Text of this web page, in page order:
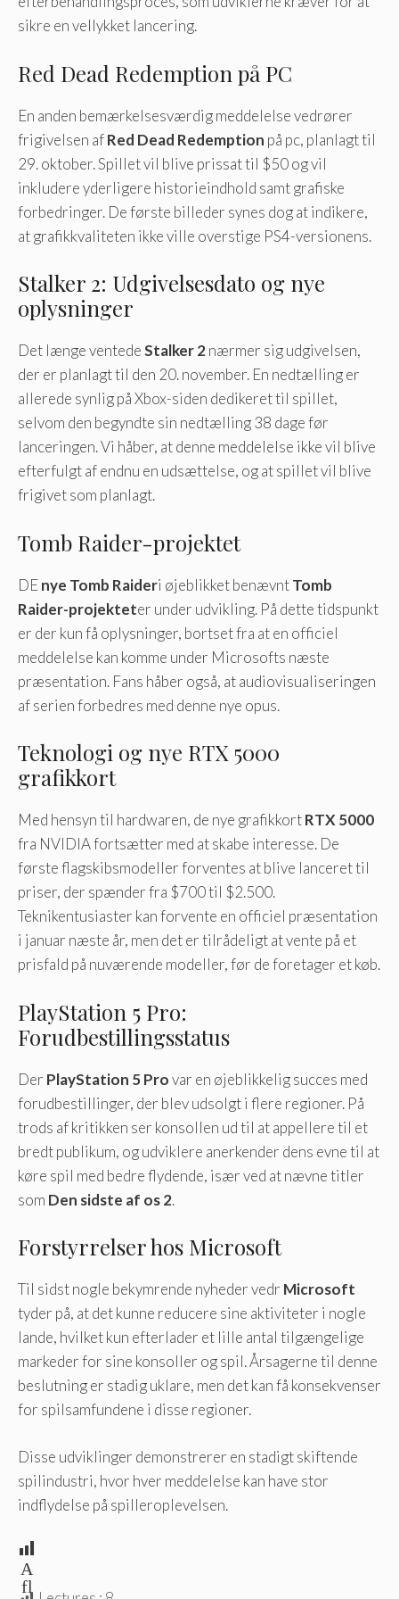
sikre en vellykket lancering.
Red Dead Redemption på PC
En anden bemærkelsesværdig meddelelse vedrører
frigivelsen afRed Dead Redemption på pc, planlagt til
29. oktober. Spillet vil blive prissat til $50 og vil
inkludere yderligere historieindhold samt grafiske
forbedringer. De første billeder synes dog at indikere,
at grafikkvaliteten ikke ville overstige PS4-versionens.
Stalker 2: Udgivelsesdato og nye
oplysninger
Det længe ventedeStalker 2nærmer sig udgivelsen,
der er planlagt til den 20. november. En nedtælling er
allerede synlig på Xbox-siden dedikeret til spillet,
selvom den begyndte sin nedtælling 38 dage før
lanceringen. Vi håber, at denne meddelelse ikke vil blive
efterfulgt af endnu en udsættelse, og at spillet vil blive
frigivet som planlagt.
Tomb Raider-projektet
DEnye Tomb Raideri øjeblikket benævntTomb
Raider-projekteter under udvikling. På dette tidspunkt
er der kun få oplysninger, bortset fra at en officiel
meddelelse kan komme under Microsofts næste
præsentation. Fans håber også, at audiovisualiseringen
af ​​serien forbedres med denne nye opus.
Teknologi og nye RTX 5000
grafikkort
Med hensyn til hardwaren, de nye grafikkortRTX 5000
fra NVIDIA fortsætter med at skabe interesse. De
første flagskibsmodeller forventes at blive lanceret til
priser, der spænder fra $700 til $2.500.
Teknikentusiaster kan forvente en officiel præsentation
i januar næste år, men det er tilrådeligt at vente på et
prisfald på nuværende modeller, før de foretager et køb.
PlayStation 5 Pro:
Forudbestillingsstatus
Der PlayStation 5 Provar en øjeblikkelig succes med
forudbestillinger, der blev udsolgt i flere regioner. På
trods af kritikken ser konsollen ud til at appellere til et
bredt publikum, og udviklere anerkender dens evne til at
køre spil med bedre flydende, især ved at nævne titler
som Den sidste af os 2.
Forstyrrelser hos Microsoft
Til sidst nogle bekymrende nyheder vedr Microsoft
tyder på, at det kunne reducere sine aktiviteter i nogle
lande, hvilket kun efterlader et lille antal tilgængelige
markeder for sine konsoller og spil. Årsagerne til denne
beslutning er stadig uklare, men det kan få konsekvenser
for spilsamfundene i disse regioner.
Disse udviklinger demonstrerer en stadigt skiftende
spilindustri, hvor hver meddelelse kan have stor
indflydelse på spilleroplevelsen.
A
fl